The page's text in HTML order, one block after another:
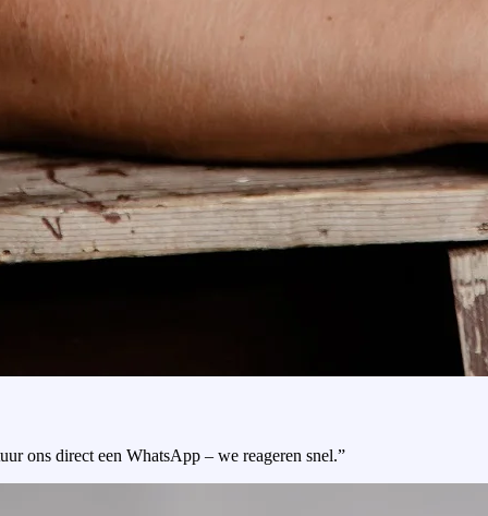
ons direct een WhatsApp – we reageren snel.”